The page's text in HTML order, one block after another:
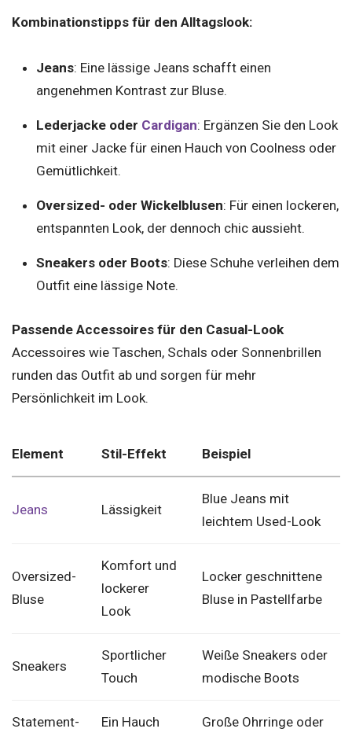
Kombinationstipps für den Alltagslook:
Jeans: Eine lässige Jeans schafft einen
angenehmen Kontrast zur Bluse.
Lederjacke oder Cardigan: Ergänzen Sie den Look
mit einer Jacke für einen Hauch von Coolness oder
Gemütlichkeit.
Oversized- oder Wickelblusen: Für einen lockeren,
entspannten Look, der dennoch chic aussieht.
Sneakers oder Boots: Diese Schuhe verleihen dem
Outfit eine lässige Note.
Passende Accessoires für den Casual-Look
Accessoires wie Taschen, Schals oder Sonnenbrillen
runden das Outfit ab und sorgen für mehr
Persönlichkeit im Look.
Element Stil-Effekt Beispiel
Jeans Lässigkeit
Blue Jeans mit
leichtem Used-Look
Oversized-
Bluse
Komfort und
lockerer
Look
Locker geschnittene
Bluse in Pastellfarbe
Sneakers
Sportlicher
Touch
Weiße Sneakers oder
modische Boots
Statement-
Ein Hauch
Große Ohrringe oder